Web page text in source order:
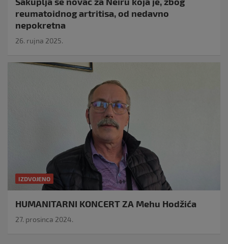
reumatoidnog artritisa, od nedavno
nepokretna
26. rujna 2025.
IZDVOJENO
HUMANITARNI KONCERT ZA Mehu Hodžića
27. prosinca 2024.